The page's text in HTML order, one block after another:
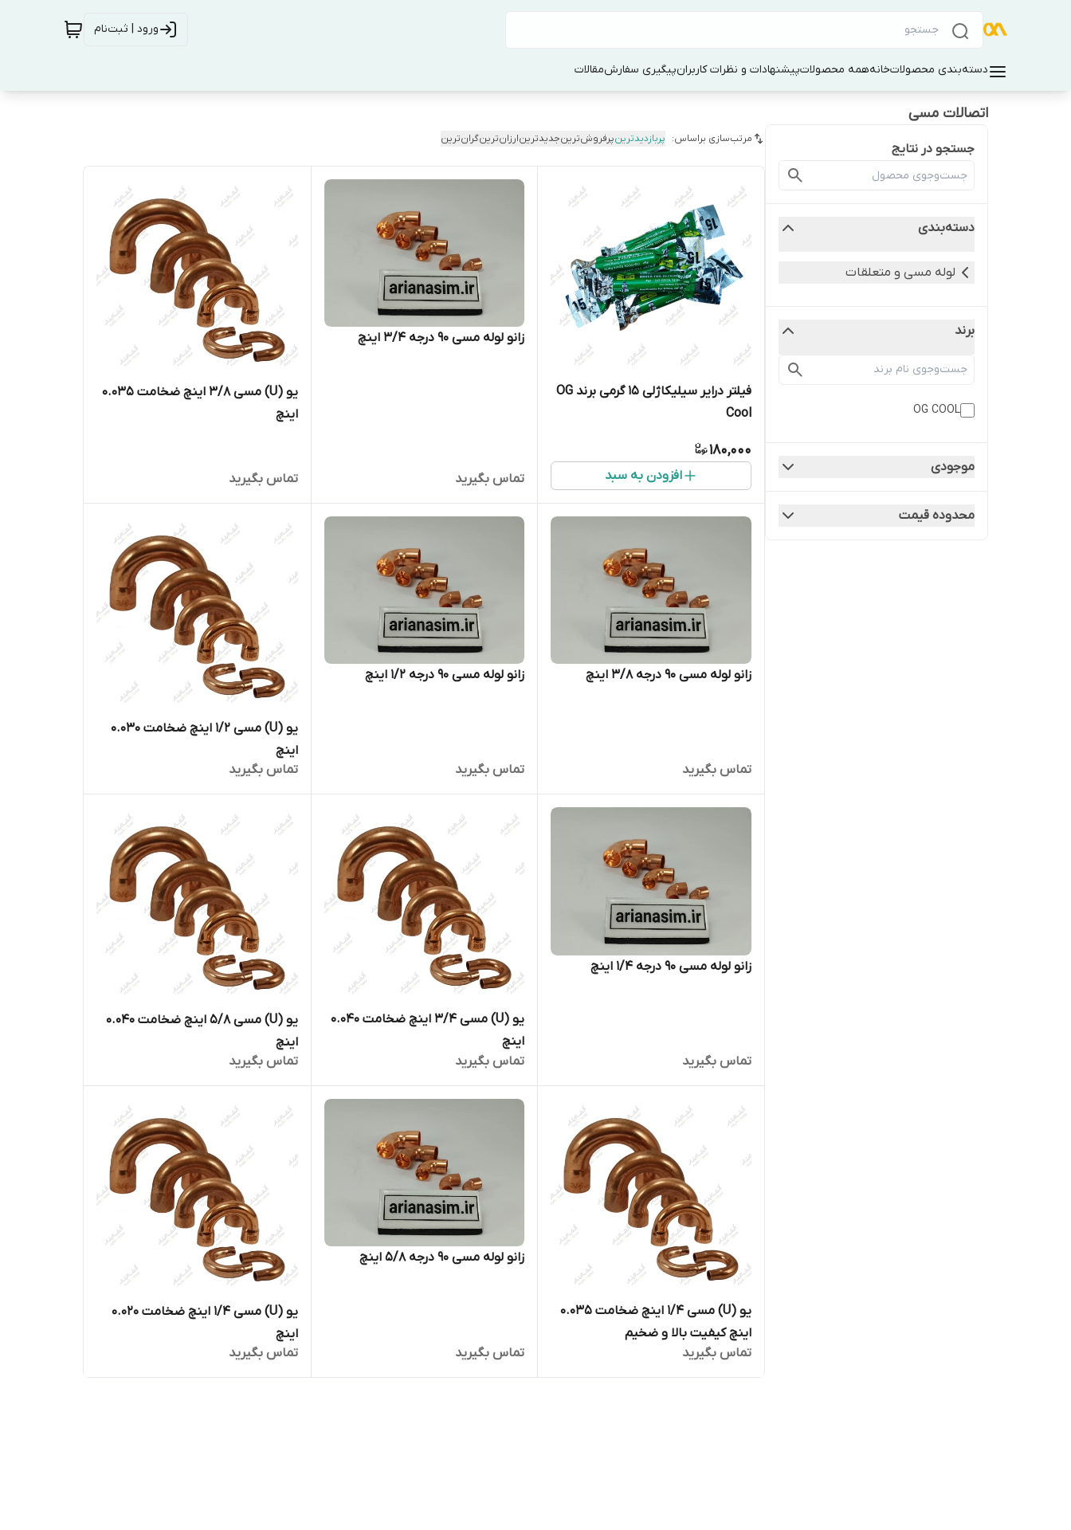
ورود | ثبت‌نام
دسته‌بندی محصولاتخانههمه محصولاتپیشنهادات و نظرات کاربرانپیگیری سفارشمقالات
اتصالات مسی
جستجو در نتایج
دسته‌بندی
لوله مسی و متعلقات
برند
OG COOL
موجودی
محدوده قیمت
مرتب‌سازی براساس: پربازدیدترینپرفروش‌ترینجدیدترینارزان‌ترینگران‌ترین
فیلتر درایر سیلیکاژلی 15 گرمی برند OG
Cool
180,000
افزودن به سبد
زانو لوله مسی ۹۰ درجه ۳/۴ اینچ
تماس بگیرید
یو (U) مسی ۳/۸ اینچ ضخامت ۰.۰۳۵
اینچ
تماس بگیرید
زانو لوله مسی ۹۰ درجه 3/8 اینچ
تماس بگیرید
زانو لوله مسی ۹۰ درجه ۱/۲ اینچ
تماس بگیرید
یو (U) مسی ۱/۲ اینچ ضخامت ۰.۰۳۰
اینچ
تماس بگیرید
زانو لوله مسی ۹۰ درجه ۱/۴ اینچ
تماس بگیرید
یو (U) مسی ۳/۴ اینچ ضخامت ۰.۰۴۰
اینچ
تماس بگیرید
یو (U) مسی ۵/۸ اینچ ضخامت ۰.۰۴۰
اینچ
تماس بگیرید
یو (U) مسی ۱/۴ اینچ ضخامت ۰.۰۳۵
اینچ کیفیت بالا و ضخیم
تماس بگیرید
زانو لوله مسی ۹۰ درجه ۵/۸ اینچ
تماس بگیرید
یو (U) مسی ۱/۴ اینچ ضخامت ۰.۰۲۰
اینچ
تماس بگیرید